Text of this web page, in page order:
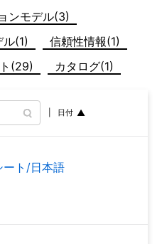
ンモデル(3)
(1)
信頼性情報(1)
(29)
カタログ(1)
日付
ト/日本語